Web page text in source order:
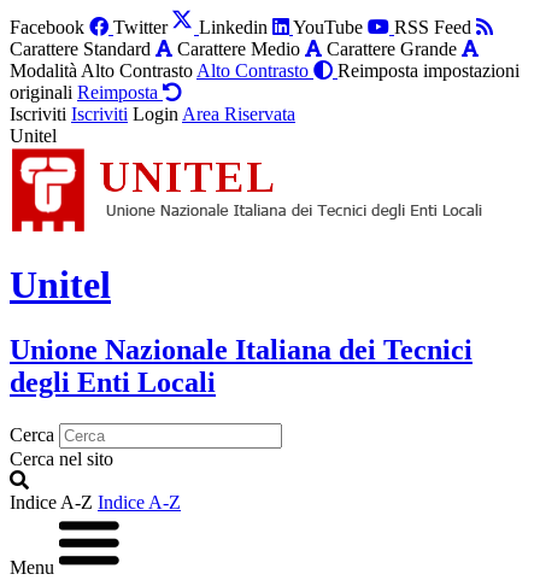
Facebook Twitter Linkedin YouTube
RSS Feed
Carattere Standard
Carattere Medio
Carattere Grande
Modalità Alto Contrasto Alto Contrasto
Reimposta impostazioni
originali Reimposta
Iscriviti Iscriviti Login Area Riservata
Unitel
Unitel
Unione Nazionale Italiana dei Tecnici
degli Enti Locali
Cerca
Cerca nel sito
Indice A-Z Indice A-Z
Menu